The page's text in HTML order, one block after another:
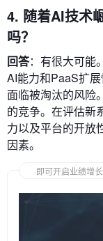
4. 随着AI技术
吗？
回答：有很大可能
AI能力和PaaS扩
面临被淘汰的风险
的竞争。在评估新
力以及平台的开放
因素。
即可开启业绩增长